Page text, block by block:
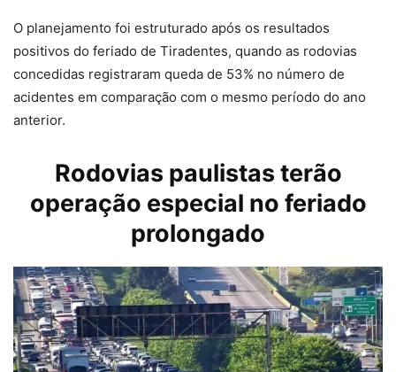
O planejamento foi estruturado após os resultados
positivos do feriado de Tiradentes, quando as rodovias
concedidas registraram queda de 53% no número de
acidentes em comparação com o mesmo período do ano
anterior.
Rodovias paulistas terão
operação especial no feriado
prolongado